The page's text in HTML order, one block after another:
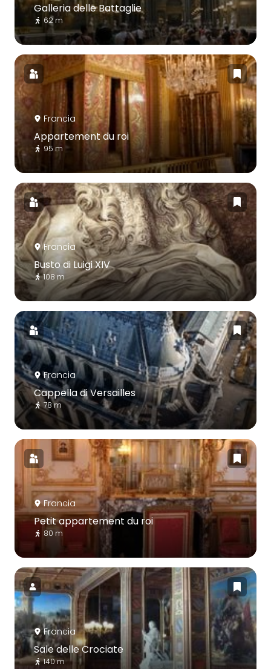
Galleria delle Battaglie
62 m
Francia
Appartement du roi
95 m
Francia
Busto di Luigi XIV
108 m
Francia
Cappella di Versailles
78 m
Francia
Petit appartement du roi
80 m
Francia
Sale delle Crociate
140 m